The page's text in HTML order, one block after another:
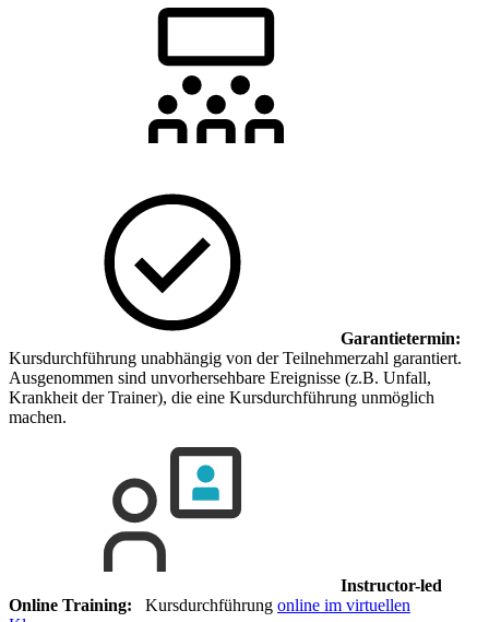
Garantietermin:
Kursdurchführung unabhängig von der Teilnehmerzahl garantiert.
Ausgenommen sind unvorhersehbare Ereignisse (z.B. Unfall,
Krankheit der Trainer), die eine Kursdurchführung unmöglich
machen.
Instructor-led
Online Training: Kursdurchführung online im virtuellen